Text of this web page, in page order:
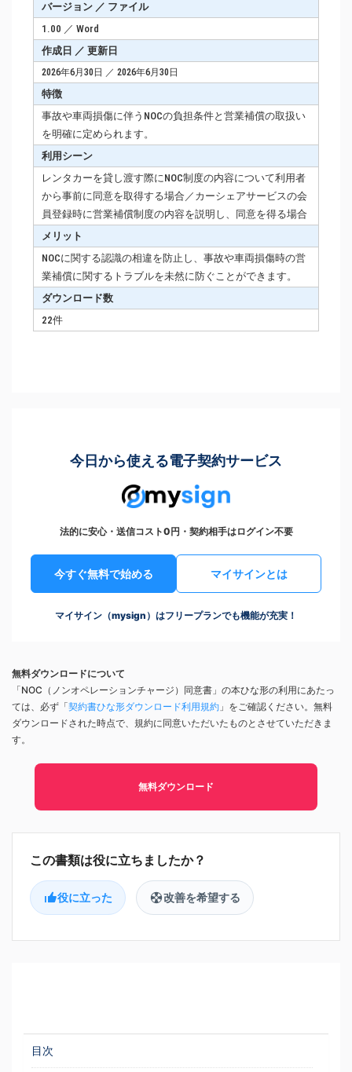
バージョン ／ ファイル
1.00 ／ Word
作成日 ／ 更新日
2026年6月30日 ／ 2026年6月30日
特徴
事故や車両損傷に伴うNOCの負担条件と営業補償の取扱い
を明確に定められます。
利用シーン
レンタカーを貸し渡す際にNOC制度の内容について利用者
から事前に同意を取得する場合／カーシェアサービスの会
員登録時に営業補償制度の内容を説明し、同意を得る場合
メリット
NOCに関する認識の相違を防止し、事故や車両損傷時の営
業補償に関するトラブルを未然に防ぐことができます。
ダウンロード数
22件
今日から使える電子契約サービス
法的に安心・送信コスト0円・契約相手はログイン不要
今すぐ無料で始める マイサインとは
マイサイン（mysign）はフリープランでも機能が充実！
無料ダウンロードについて
「NOC（ノンオペレーションチャージ）同意書」の本ひな形の利用にあたっ
ては、必ず「契約書ひな形ダウンロード利用規約 」をご確認ください。無料
ダウンロードされた時点で、規約に同意いただいたものとさせていただきま
す。
無料ダウンロード
役に立った 改善を希望する
目次